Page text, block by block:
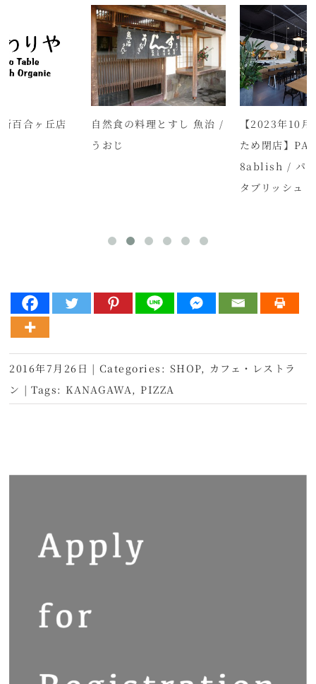
百合ヶ丘店
自然食の料理とすし 魚治 /
うおじ
【2023年10
ため閉店】
8ablish / パ
タブリッシュ
2016年7月26日 | Categories: SHOP, カフェ・レストラ
ン | Tags: KANAGAWA , PIZZA